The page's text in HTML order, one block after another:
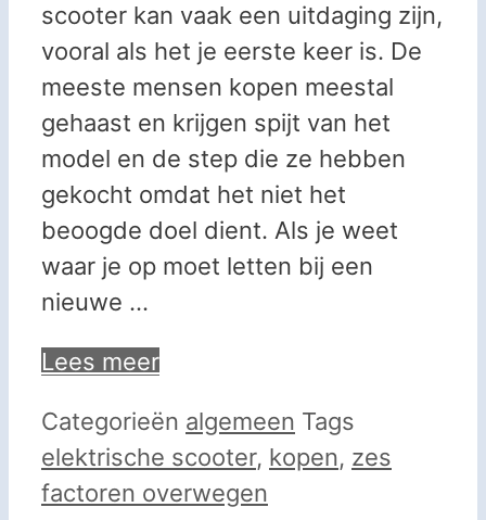
scooter kan vaak een uitdaging zijn,
vooral als het je eerste keer is. De
meeste mensen kopen meestal
gehaast en krijgen spijt van het
model en de step die ze hebben
gekocht omdat het niet het
beoogde doel dient. Als je weet
waar je op moet letten bij een
nieuwe …
Lees meer
Categorieën algemeen Tags
elektrische scooter, kopen, zes
factoren overwegen